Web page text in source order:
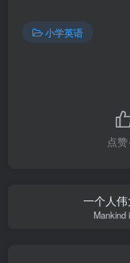
小学英语
点赞
一个人
Mankind